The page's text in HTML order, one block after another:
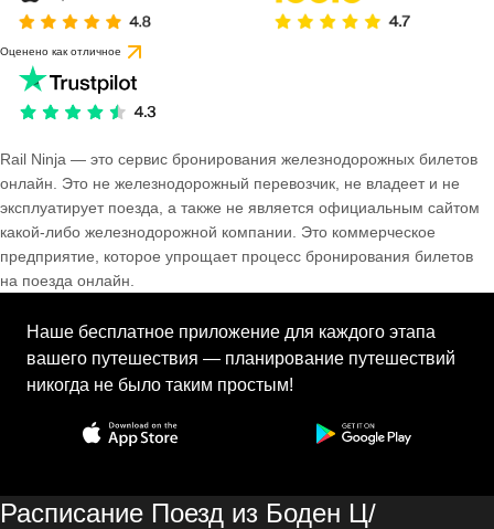
Оценено как отличное
Rail Ninja — это сервис бронирования железнодорожных билетов
онлайн. Это не железнодорожный перевозчик, не владеет и не
эксплуатирует поезда, а также не является официальным сайтом
какой-либо железнодорожной компании. Это коммерческое
предприятие, которое упрощает процесс бронирования билетов
на поезда онлайн.
Наше бесплатное приложение для каждого этапа
вашего путешествия — планирование путешествий
никогда не было таким простым!
Расписание Поезд из Боден Ц/